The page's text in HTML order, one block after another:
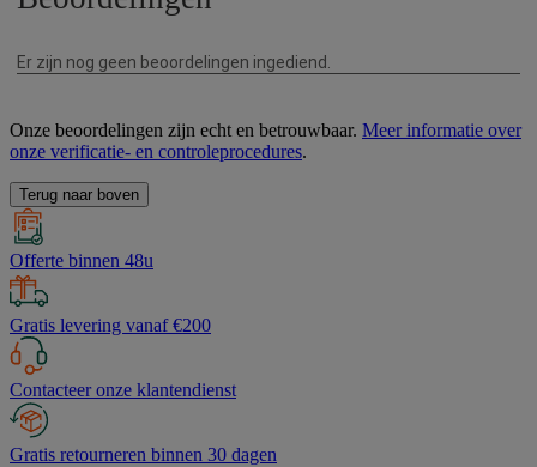
Onze beoordelingen zijn echt en betrouwbaar. Meer informatie over
onze verificatie- en controleprocedures.
Terug naar boven
Offerte binnen 48u
Gratis levering vanaf €200
Contacteer onze klantendienst
Gratis retourneren binnen 30 dagen